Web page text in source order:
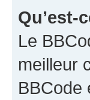
Qu’est-
Le
meilleur
BBCode